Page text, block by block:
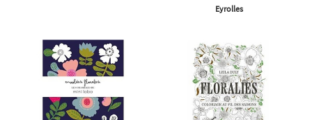
Eyrolles